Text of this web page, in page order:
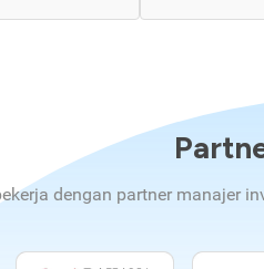
dengan partner manajer